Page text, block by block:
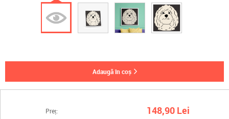
Preț: 148,90 Lei
adaugă în coș